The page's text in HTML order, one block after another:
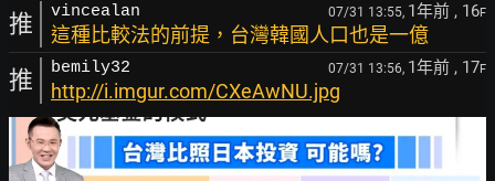
推 vincealan 07/31 13:55, 1年前 , 16F
這種比較法的前提，台灣韓國人口也是一億
推 bemily32 07/31 13:56, 1年前 , 17F
http://i.imgur.com/CXeAwNU.jpg